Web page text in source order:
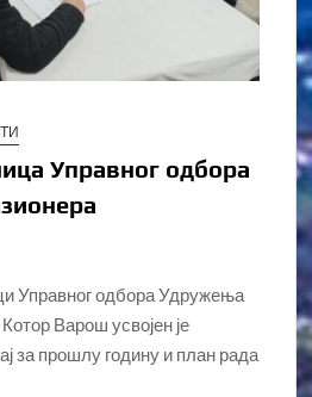
Управног одбора
Управног одбора Удружења
Варош усвојен је
за прошлу годину и план рада